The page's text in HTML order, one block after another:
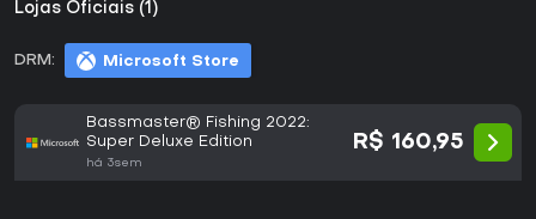
Lojas Oficiais (1)
DRM: Microsoft Store
Bassmaster® Fishing 2022:
Super Deluxe Edition
há 3sem
R$ 160,95